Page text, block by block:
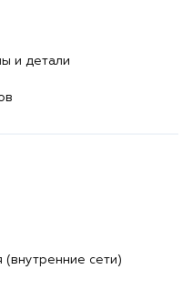
и детали
(внутренние сети)